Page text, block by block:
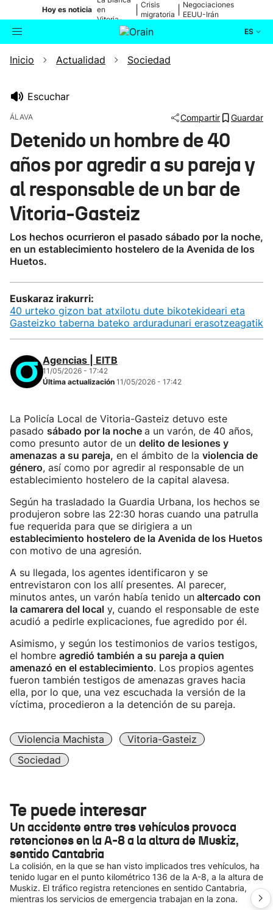
Hoy es noticia en
Vitoria-
Gasteiz
Crisis
migratoria
Negociaciones
EEUU-Irán
ES
Buscador Actualidad
Ikusmiran
Eguraldia
Inicio Actualidad Sociedad
Escuchar
ÁLAVA Compartir Guardar
Detenido un hombre de 40
años por agredir a su pareja y
al responsable de un bar de
Vitoria-Gasteiz
Los hechos ocurrieron el pasado sábado por la noche,
en un establecimiento hostelero de la Avenida de los
Huetos.
Euskaraz irakurri:
40 urteko gizon bat atxilotu dute bikotekideari eta
Gasteizko taberna bateko arduradunari erasotzeagatik
Agencias | EITB
11/05/2026 - 17:42
Última actualización 11/05/2026 - 17:42
La Policía Local de Vitoria-Gasteiz detuvo este
pasado sábado por la noche a un varón, de 40 años,
como presunto autor de un delito de lesiones y
amenazas a su pareja, en el ámbito de la violencia de
género, así como por agredir al responsable de un
establecimiento hostelero de la capital alavesa.
Según ha trasladado la Guardia Urbana, los hechos se
produjeron sobre las 22:30 horas cuando una patrulla
fue requerida para que se dirigiera a un
establecimiento hostelero de la Avenida de los Huetos
con motivo de una agresión.
A su llegada, los agentes identificaron y se
entrevistaron con los allí presentes. Al parecer,
minutos antes, un varón había tenido un altercado con
la camarera del local y, cuando el responsable de este
acudió a pedirle explicaciones, fue agredido por él.
Asimismo, y según los testimonios de varios testigos,
el hombre agredió también a su pareja a quien
amenazó en el establecimiento. Los propios agentes
fueron también testigos de amenazas graves hacia
ella, por lo que, una vez escuchada la versión de la
víctima, procedieron a la detención de su pareja.
Violencia Machista
Vitoria-Gasteiz
Sociedad
Te puede interesar
Un accidente entre tres vehículos provoca
retenciones en la A-8 a la altura de Muskiz,
sentido Cantabria
La colisión, en la que se han visto implicados tres vehículos, ha
tenido lugar en el punto kilométrico 136 de la A-8, a la altura de
Muskiz. El tráfico registra retenciones en sentido Cantabria,
mientras los servicios de emergencia trabajan en la zona.